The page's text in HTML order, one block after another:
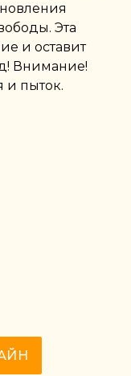
Эта
и оставит
Внимание!
и пыток.